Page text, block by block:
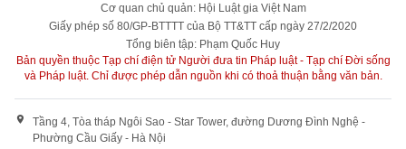
Cơ quan chủ quản: Hội Luật gia Việt Nam
Giấy phép số 80/GP-BTTTT của Bộ TT&TT cấp ngày 27/2/2020
Tổng biên tập: Phạm Quốc Huy
Bản quyền thuộc Tạp chí điện tử Người đưa tin Pháp luật - Tạp chí Đời sống
và Pháp luật. Chỉ được phép dẫn nguồn khi có thoả thuận bằng văn bản.
Tầng 4, Tòa tháp Ngôi Sao - Star Tower, đường Dương Đình Nghệ -
Phường Cầu Giấy - Hà Nội